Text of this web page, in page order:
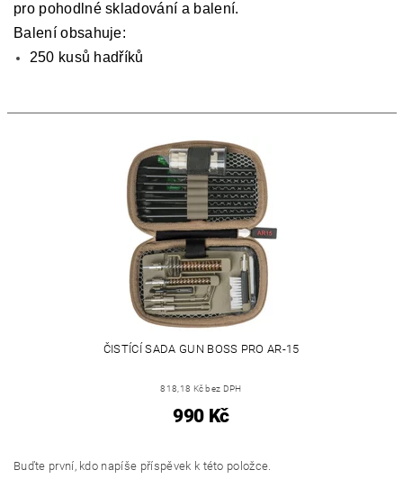
pro pohodlné skladování a balení.
Balení obsahuje:
250 kusů hadříků
ČISTÍCÍ SADA GUN BOSS PRO AR-15
818,18 Kč bez DPH
990 Kč
Buďte první, kdo napíše příspěvek k této položce.